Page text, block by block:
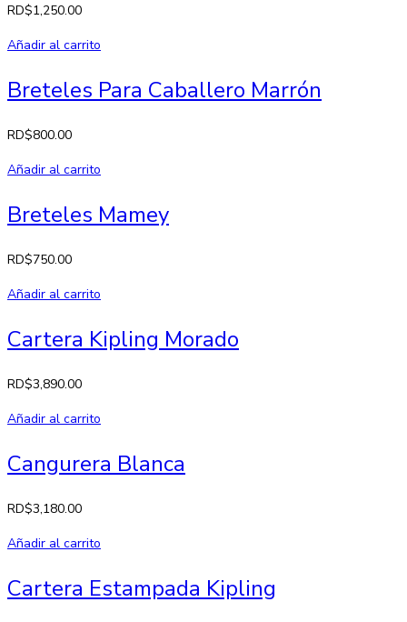
RD$1,250.00
Añadir al carrito
Breteles Para Caballero Marrón
RD$800.00
Añadir al carrito
Breteles Mamey
RD$750.00
Añadir al carrito
Cartera Kipling Morado
RD$3,890.00
Añadir al carrito
Cangurera Blanca
RD$3,180.00
Añadir al carrito
Cartera Estampada Kipling